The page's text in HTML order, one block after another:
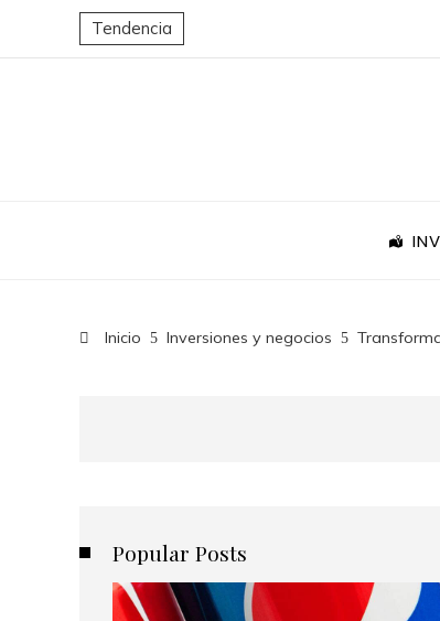
Tendencia
Inicio Inversiones y negocios
Popular Posts